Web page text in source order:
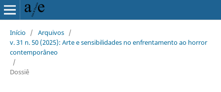
Início / Arquivos /
v. 31 n. 50 (2025): Arte e sensibilidades no enfrentamento ao horror
contemporâneo
/
Dossiê